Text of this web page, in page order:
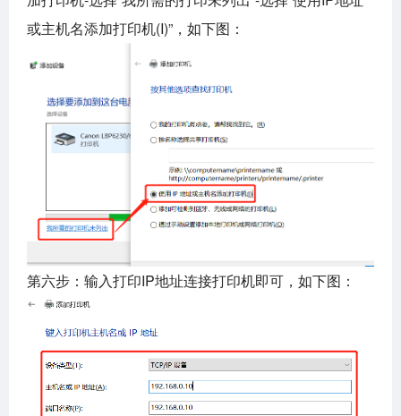
或主机名添加打印机(I)”，如下图：
第六步：输入打印IP地址连接打印机即可，如下图：